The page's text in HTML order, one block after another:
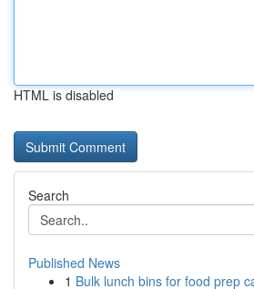
HTML is disabled
Search
Published News
1 Bulk lunch bins for food prep